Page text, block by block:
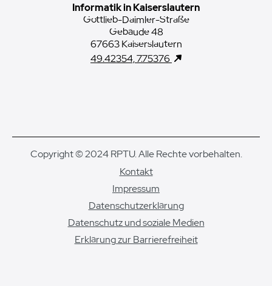
Informatik in Kaiserslautern
Gottlieb-Daimler-Straße
Gebäude 48
67663 Kaiserslautern
49.42354, 7.75376
Copyright © 2024 RPTU. Alle Rechte vorbehalten.
Kontakt
Impressum
Datenschutzerklärung
Datenschutz und soziale Medien
Erklärung zur Barrierefreiheit